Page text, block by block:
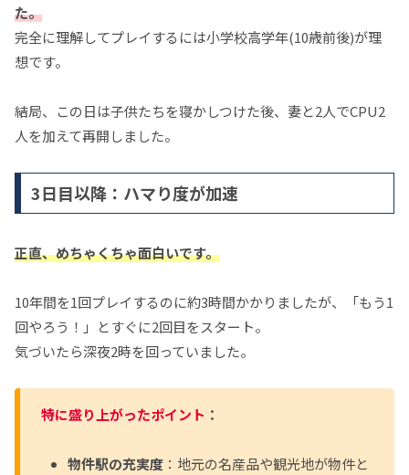
た。
完全に理解してプレイするには小学校高学年(10歳前後)が理
想です。
結局、この日は子供たちを寝かしつけた後、妻と2人でCPU2
人を加えて再開しました。
3日目以降：ハマり度が加速
正直、めちゃくちゃ面白いです。
10年間を1回プレイするのに約3時間かかりましたが、「もう1
回やろう！」とすぐに2回目をスタート。
気づいたら深夜2時を回っていました。
特に盛り上がったポイント ：
物件駅の充実度：地元の名産品や観光地が物件と